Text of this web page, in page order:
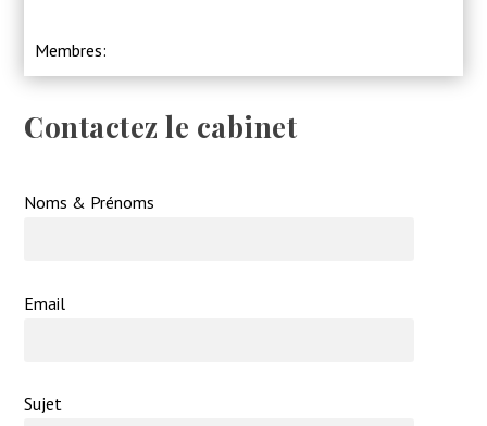
Membres:
Contactez le cabinet
Noms & Prénoms
Email
Sujet